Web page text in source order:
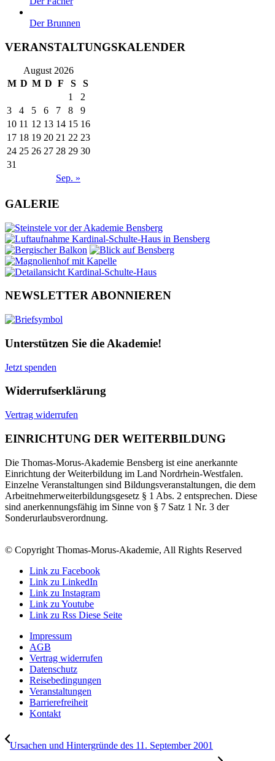
Der Brunnen
VERANSTALTUNGSKALENDER
August 2026
M D M D F S S
Sep. »
1
2
3
4 5 6 7 8
9
10 11 12 13 14 15 16
17 18 19 20 21 22 23
24 25 26 27 28 29 30
31
GALERIE
NEWSLETTER ABONNIEREN
Unterstützen Sie die Akademie!
Jetzt spenden
Widerrufserklärung
Vertrag widerrufen
EINRICHTUNG DER WEITERBILDUNG
Die Thomas-Morus-Akademie Bensberg ist eine anerkannte
Einrichtung der Weiterbildung im Land Nordrhein-Westfalen.
Einzelne Veranstaltungen sind Bildungsveranstaltungen, die dem
Arbeitnehmerweiterbildungsgesetz § 1 Abs. 2 entsprechen. Diese
sind anerkennungsfähig im Sinne von § 7 Satz 1 Nr. 3 der
Sonderurlaubsverordnung.
© Copyright Thomas-Morus-Akademie, All Rights Reserved
Link zu Facebook
Link zu LinkedIn
Link zu Instagram
Link zu Youtube
Link zu Rss Diese Seite
Impressum
AGB
Vertrag widerrufen
Datenschutz
Reisebedingungen
Veranstaltungen
Barrierefreiheit
Kontakt
Ursachen und Hintergründe des 11. September 2001